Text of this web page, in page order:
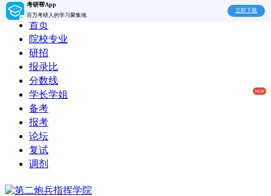
考研帮App
百万考研人的学习聚集地
立即下载
首页
院校专业
研招
报录比
分数线
学长学姐
备考
报考
论坛
复试
调剂